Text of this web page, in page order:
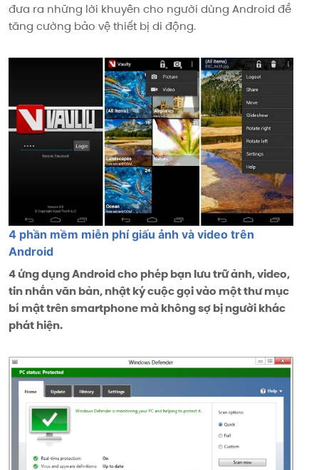
đưa ra những lời khuyên cho người dùng Android để
tăng cường bảo vệ thiết bị di động.
4 phần mềm miễn phí giấu ảnh và video trên
Android
4 ứng dụng Android cho phép bạn lưu trữ ảnh, video,
tin nhắn văn bản, nhật ký cuộc gọi vào một thư mục
bí mật trên smartphone mà không sợ bị người khác
phát hiện.